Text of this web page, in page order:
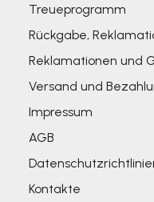
Treueprogramm
Rückgabe,
Reklamationen und
Versand und
Impressum
AGB
Kontakte